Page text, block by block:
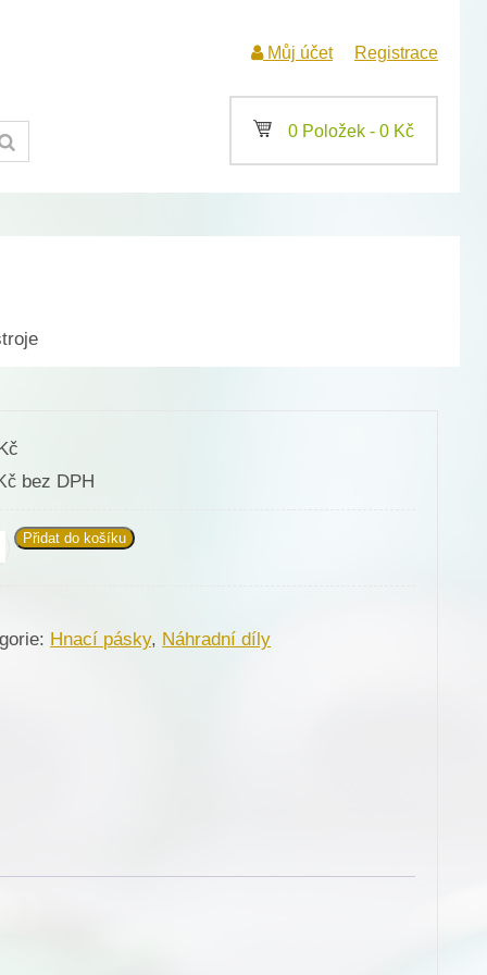
Můj účet Registrace
a 0 Položek - 0 Kč
bez DPH
Přidat do košíku
Hnací pásky, Náhradní díly